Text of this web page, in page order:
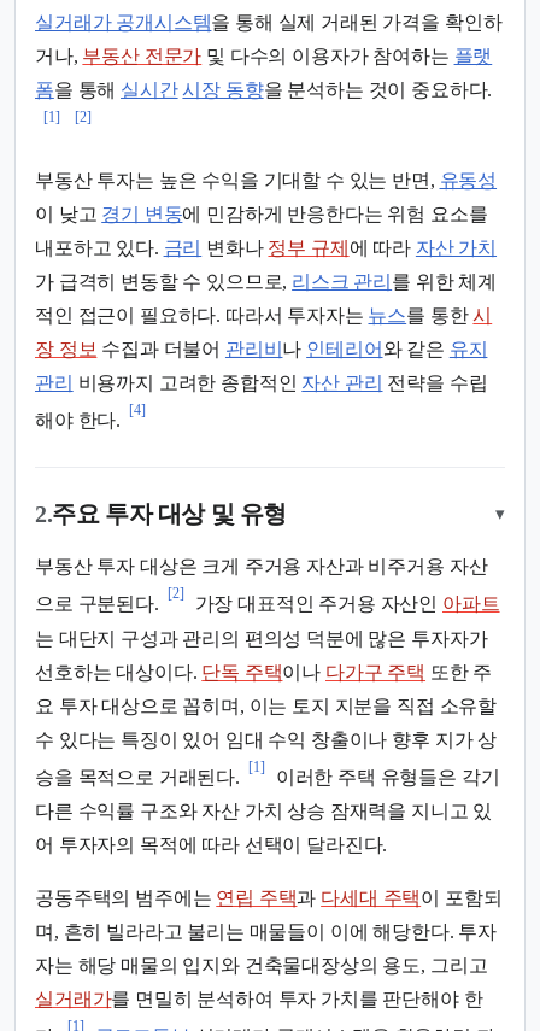
실거래가 공개시스템을 통해 실제 거래된 가격을 확인하
거나, 부동산 전문가 및 다수의 이용자가 참여하는 플랫
폼을 통해 실시간 시장 동향을 분석하는 것이 중요하다.
[1] [2]
부동산 투자는 높은 수익을 기대할 수 있는 반면, 유동성
이 낮고 경기 변동에 민감하게 반응한다는 위험 요소를
내포하고 있다. 금리 변화나 정부 규제 에 따라 자산 가치
가 급격히 변동할 수 있으므로, 리스크 관리 를 위한 체계
적인 접근이 필요하다. 따라서 투자자는 뉴스를 통한시
장 정보 수집과 더불어 관리비 나 인테리어 와 같은 유지
관리 비용까지 고려한 종합적인 자산 관리 전략을 수립
해야 한다.
[4]
2.주요 투자 대상 및 유형 ▾
부동산 투자 대상은 크게 주거용 자산과 비주거용 자산
으로 구분된다.
[2]
가장 대표적인 주거용 자산인 아파트
는 대단지 구성과 관리의 편의성 덕분에 많은 투자자가
선호하는 대상이다. 단독 주택이나 다가구 주택 또한 주
요 투자 대상으로 꼽히며, 이는 토지 지분을 직접 소유할
수 있다는 특징이 있어 임대 수익 창출이나 향후 지가 상
승을 목적으로 거래된다.
[1]
이러한 주택 유형들은 각기
다른 수익률 구조와 자산 가치 상승 잠재력을 지니고 있
어 투자자의 목적에 따라 선택이 달라진다.
공동주택의 범주에는 연립 주택과 다세대 주택이 포함되
며, 흔히 빌라라고 불리는 매물들이 이에 해당한다. 투자
자는 해당 매물의 입지와 건축물대장상의 용도, 그리고
실거래가를 면밀히 분석하여 투자 가치를 판단해야 한
[1]